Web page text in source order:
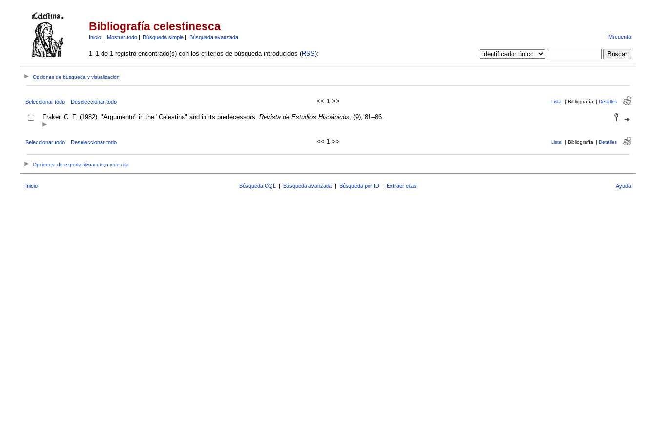
Bibliografía celestinesca
Inicio| Mostrar todo| Búsqueda simple| Búsqueda avanzada Mi cuenta
1–1 de 1 registro encontrado(s) con los criterios de búsqueda introducidos (RSS):
Opciones de búsqueda y visualización
Seleccionar todo Deseleccionar todo << 1>> Lista | Bibliografía | Detalles
Fraker, C. F. (1982). "Argumento" in the "Celestina" and in its predecessors. Revista de Estudios Hispánicos , (9), 81–86.
Seleccionar todo Deseleccionar todo << 1>> Lista | Bibliografía | Detalles
Opciones, de exportaci&oacute;n y de cita
Inicio Búsqueda CQL | Búsqueda avanzada | Búsqueda por ID | Extraer citas Ayuda